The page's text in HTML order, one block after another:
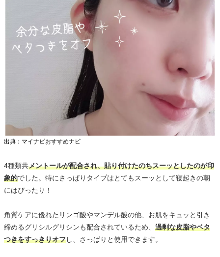
出典：マイナビおすすめナビ
4種類共メントールが配合され、貼り付けたのちスーッとしたのが印
象的でした。特にさっぱりタイプはとてもスーッとして寝起きの朝
にはぴったり！
角質ケアに優れたリンゴ酸やマンデル酸の他、お肌をキュッと引き
締めるグリシルグリシンも配合されているため、 過剰な皮脂やベタ
つきをすっきりオフし、さっぱりと使用できます。